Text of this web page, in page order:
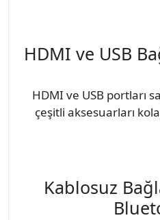
HDMI ve USB
HDMI ve USB portları
çeşitli aksesuarları
Kablosuz